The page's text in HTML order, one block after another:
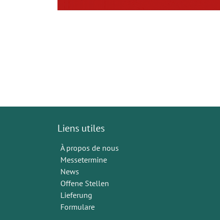
Liens utiles
À propos de nous
Messetermine
News
Offene Stellen
Lieferung
Formulare